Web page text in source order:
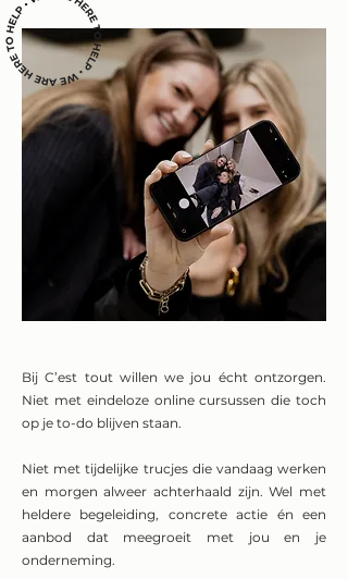
Bij C’est tout willen we jou écht ontzorgen.
Niet met eindeloze online cursussen die toch
op je to-do blijven staan.
Niet met tijdelijke trucjes die vandaag werken
en morgen alweer achterhaald zijn. Wel met
heldere begeleiding, concrete actie én een
aanbod dat meegroeit met jou en je
onderneming.